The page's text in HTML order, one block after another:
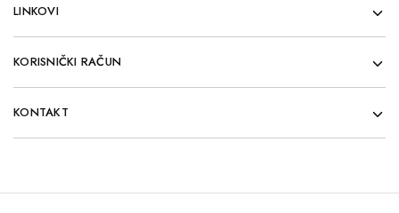
LINKOVI
KORISNIČKI RAČUN
KONTAKT